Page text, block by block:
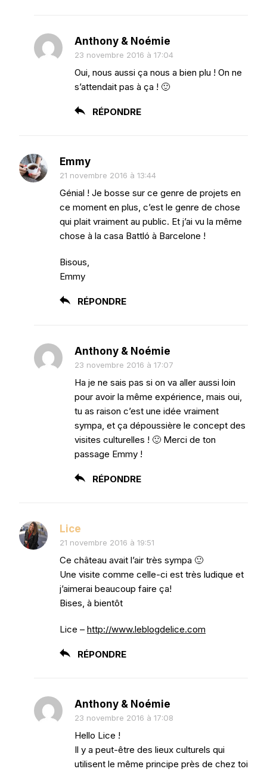
Anthony & Noémie
23 novembre 2016 à 17:04
Oui, nous aussi ça nous a bien plu ! On ne
s’attendait pas à ça ! 🙂
RÉPONDRE
Emmy
21 novembre 2016 à 13:44
Génial ! Je bosse sur ce genre de projets en
ce moment en plus, c’est le genre de chose
qui plait vraiment au public. Et j’ai vu la même
chose à la casa Battló à Barcelone !
Bisous,
Emmy
RÉPONDRE
Anthony & Noémie
23 novembre 2016 à 17:07
Ha je ne sais pas si on va aller aussi loin
pour avoir la même expérience, mais oui,
tu as raison c’est une idée vraiment
sympa, et ça dépoussière le concept des
visites culturelles ! 🙂 Merci de ton
passage Emmy !
RÉPONDRE
Lice
21 novembre 2016 à 19:51
Ce château avait l’air très sympa 🙂
Une visite comme celle-ci est très ludique et
j’aimerai beaucoup faire ça!
Bises, à bientôt
Lice – http://www.leblogdelice.com
RÉPONDRE
Anthony & Noémie
23 novembre 2016 à 17:08
Hello Lice !
Il y a peut-être des lieux culturels qui
utilisent le même principe près de chez toi